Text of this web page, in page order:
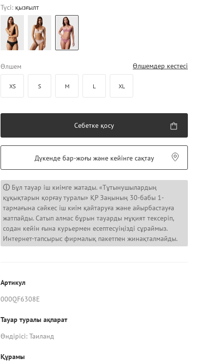
Түсі: қызғылт
Өлшем Өлшемдер кестесі
XS S M L XL
Себетке қосу
Дүкенде бар-жоғы және кейінге сақтау
ⓘ Бұл тауар іш киімге жатады. «Тұтынушылардың
құқықтарын қорғау туралы» ҚР Заңының 30-бабы 1-
тармағына сәйкес іш киім қайтаруға және айырбастауға
жатпайды. Сатып алмас бұрын тауарды мұқият тексеріп,
содан кейін ғына курьермен есептесуіңізді сұраймыз.
Интернет-тапсырыс фирмалық пакетпен жинақталмайды.
Артикул
000QF6308E
Тауар туралы ақпарат
Өндірісі: Таиланд
Құрамы